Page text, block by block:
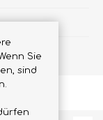
Sie
sind